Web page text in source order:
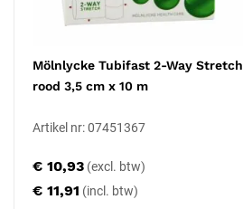
Mölnlycke Tubifast 2-Way Stretch
rood 3,5 cm x 10 m
Artikel nr: 07451367
€ 11,91
€ 10,93